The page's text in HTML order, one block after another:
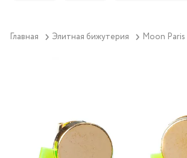
Главная Элитная бижутерия Moon Paris